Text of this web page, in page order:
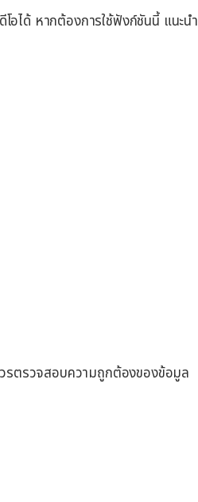
อได้ หากต้องการใช้ฟังก์ชันนี้ แนะนำ
รตรวจสอบความถูกต้องของข้อมูล